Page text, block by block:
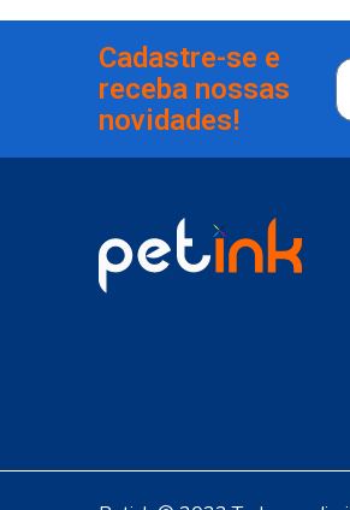
Cadastre-se e
receba nossas
novidades!